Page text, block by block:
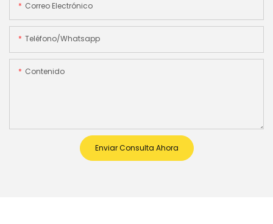
Correo Electrónico
Teléfono/whatsapp
Contenido
Enviar Consulta Ahora